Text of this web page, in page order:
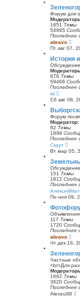
Форум для
1651 Темы
54995
Последнее
abravo
е
р
е
й
т
и
к
п
о
л
д
н
е
у
с
о
щ
е
н
и
ю
Пт авг 07,
История
876 Темы
59466
Последнее
isl
р
е
й
т
и
к
п
о
с
л
д
н
м
у
с
о
б
щ
е
н
и
Сб авг 08,
Форум
Модератор:
62 Темы
1898
Последнее
Скаут
е
р
е
й
т
и
к
п
о
с
е
д
н
е
м
у
с
о
б
щ
е
н
и
ю
Вт мар 05,
151 Темы
1812
Последнее
Пн ноя 09,
117 Темы
1720
Последнее
abravo
е
р
е
й
т
и
к
п
о
с
л
Чт дек 16,
Частные
<br>Для
1662 Темы
3620
Последнее
Alexeu98